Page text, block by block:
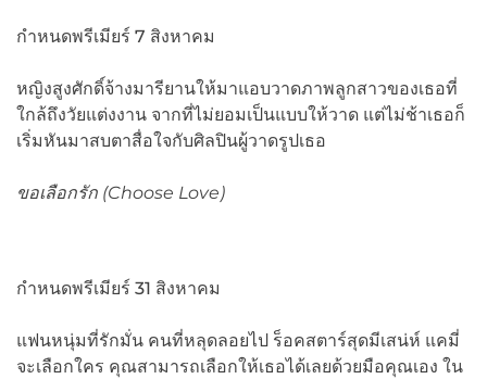
กำหนดพรีเมียร์ 7 สิงหาคม
หญิงสูงศักดิ์จ้างมารียานให้มาแอบวาดภาพลูกสาวของเธอที่
ใกล้ถึงวัยแต่งงาน จากที่ไม่ยอมเป็นแบบให้วาด แต่ไม่ช้าเธอก็
เริ่มหันมาสบตาสื่อใจกับศิลปินผู้วาดรูปเธอ
ขอเลือกรัก (Choose Love)
กำหนดพรีเมียร์ 31 สิงหาคม
แฟนหนุ่มที่รักมั่น คนที่หลุดลอยไป ร็อคสตาร์สุดมีเสน่ห์ แคมี่
จะเลือกใคร คุณสามารถเลือกให้เธอได้เลยด้วยมือคุณเอง ใน